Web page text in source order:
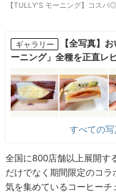
【TULLY'S モーニング】コス
ギャラリー
【全写真】
ーニング」全種を正直レ
すべての写
全国に800店舗以上展開す
だけでなく期間限定のコ
気を集めているコーヒーチ